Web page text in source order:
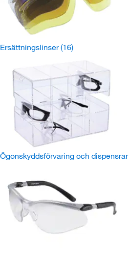
Ersättningslinser(16)
Ögonskyddsförvaring och dispensrar